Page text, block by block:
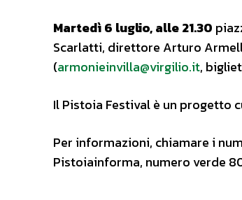
Martedì 6 luglio,alle 21.30
Scarlatti, direttore Arturo
(armonieinvilla@virgilio.it,
Il Pistoia Festival è un progetto
Per informazioni, chiamare i
Pistoiainforma, numero verde